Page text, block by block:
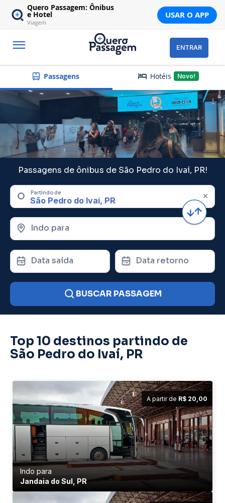
Quero Passagem: Ônibus
e Hotel
Viagem
USAR O APP
ENTRAR
Passagens Hotéis Novo!
Passagens de ônibus de São Pedro do Ivaí, PR!
Partindo de
Indo para
Data saída Data retorno
BUSCAR PASSAGEM
Top 10 destinos partindo de
São Pedro do Ivaí, PR
A partir de R$ 20,00
Indo para
Jandaia do Sul, PR